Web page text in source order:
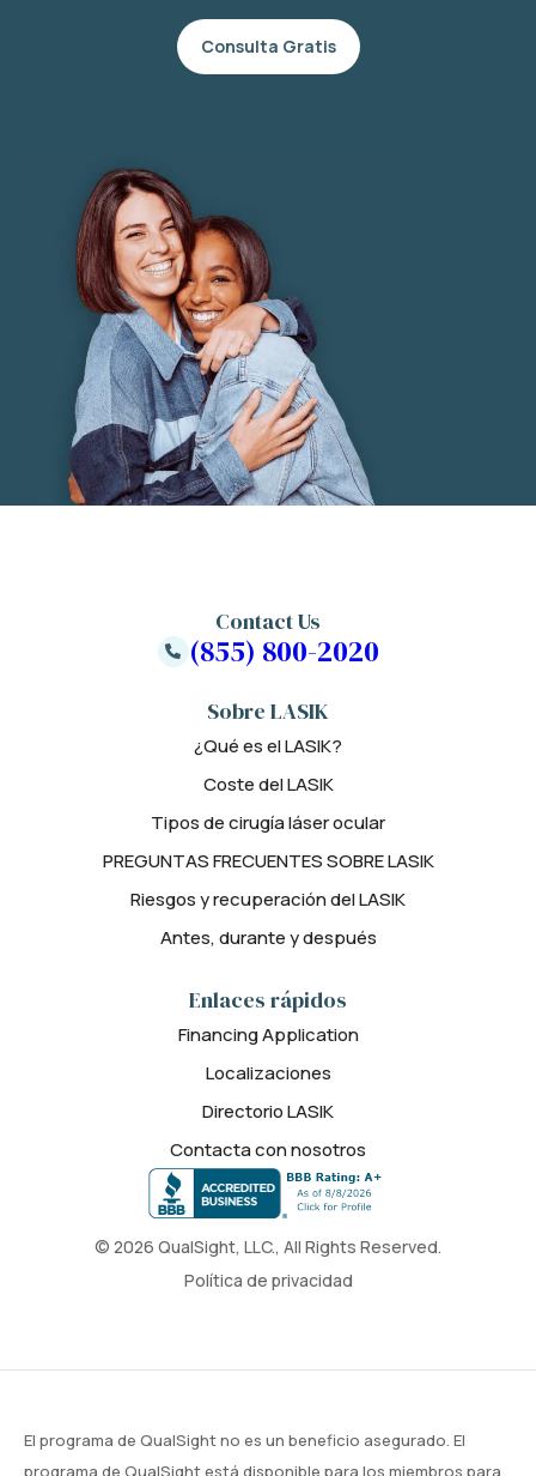
Consulta Gratis
© 2026 QualSight, LLC., All Rights Reserved.
Política de privacidad
Sobre LASIK
¿Qué es el LASIK?
Coste del LASIK
Tipos de cirugía láser ocular
PREGUNTAS FRECUENTES SOBRE LASIK
Riesgos y recuperación del LASIK
Antes, durante y después
Enlaces rápidos
Financing Application
Localizaciones
Directorio LASIK
Contacta con nosotros
Contact Us
(855) 800-2020
El programa de QualSight no es un beneficio asegurado. El
programa de QualSight está disponible para los miembros para